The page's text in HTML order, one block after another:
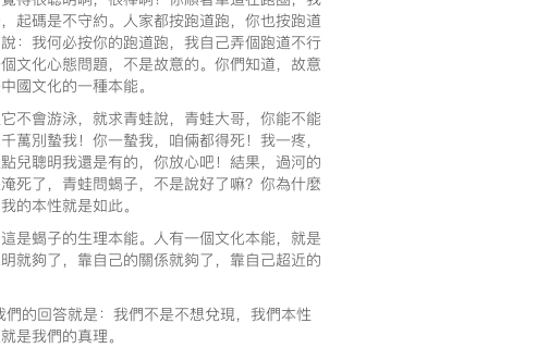
起碼是不守約。人家都按跑道跑，你也按跑道
：我何必按你的跑道跑，我自己弄個跑道不行
文化心態問題，不是故意的。你們知道，故意
國文化的一種本能。
不會游泳，就求青蛙說，青蛙大哥，你能不能
別蟄我！你一蟄我，咱倆都得死！我一疼，
兒聰明我還是有的，你放心吧！結果，過河的
死了，青蛙問蝎子，不是說好了嘛？你為什麼
的本性就是如此。
是蝎子的生理本能。人有一個文化本能，就是
就夠了，靠自己的關係就夠了，靠自己超近的
的回答就是：我們不是不想兌現，我們本性
是我們的真理。